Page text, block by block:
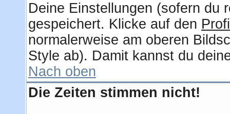
Deine Einstellungen (sofern du
gespeichert. Klicke auf den
normalerweise am oberen
Style ab). Damit kannst du
Nach oben
Die Zeiten stimmen nicht!